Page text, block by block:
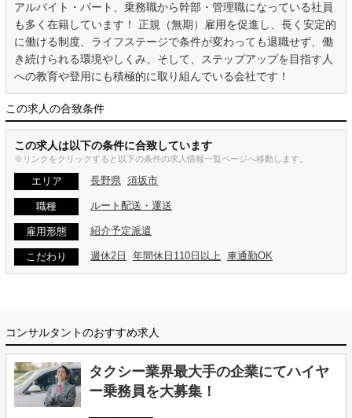
アルバイト・パート、乗務職から幹部・管理職になっている社員
も多く在籍しています！ 正規（無期）雇用を促進し、長く安定的
に働ける制度、ライフステージで条件が変わっても退職せず、働
き続けられる環境やしくみ、そして、ステップアップを目指す人
への教育や登用にも積極的に取り組んでいる会社です！
この求人の合致条件
この求人は以下の条件に合致しています
※リンクをクリックすると以下の条件の求人情報一覧ページへ移動します。
エリア 長野県 須坂市
職種 ルート配送・運送
雇用形態 紹介予定派遣
こだわり 週休2日 年間休日110日以上 車通勤OK
コンサルタントのおすすめ求人
タクシー業界最大手の企業にてハイヤ
ー乗務員を大募集！